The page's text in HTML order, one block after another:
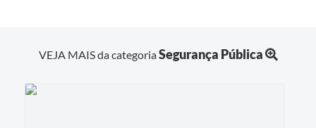
VEJA MAIS da categoriaSegurança Pública